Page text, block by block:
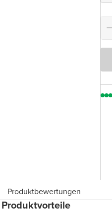
Produktbewertungen
Produktvorteile